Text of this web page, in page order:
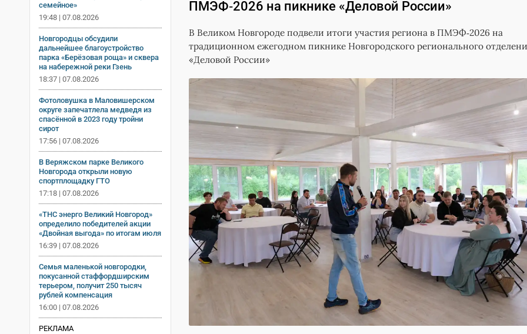
семейное»
19:48 | 07.08.2026
Новгородцы обсудили
дальнейшее благоустройство
парка «Берёзовая роща» и сквера
на набережной реки Гзень
18:37 | 07.08.2026
Фотоловушка в Маловишерском
округе запечатлела медведя из
спасённой в 2023 году тройни
сирот
17:56 | 07.08.2026
В Веряжском парке Великого
Новгорода открыли новую
спортплощадку ГТО
17:18 | 07.08.2026
«ТНС энерго Великий Новгород»
определило победителей акции
«Двойная выгода» по итогам июля
16:39 | 07.08.2026
Семья маленькой новгородки,
покусанной стаффордширским
терьером, получит 250 тысяч
рублей компенсация
16:00 | 07.08.2026
РЕКЛАМА
ПМЭФ‑2026 на пикнике «Деловой России»
В Великом Новгороде подвели итоги участия региона в ПМЭФ‑2026 на
традиционном ежегодном пикнике Новгородского регионального
«Деловой России»